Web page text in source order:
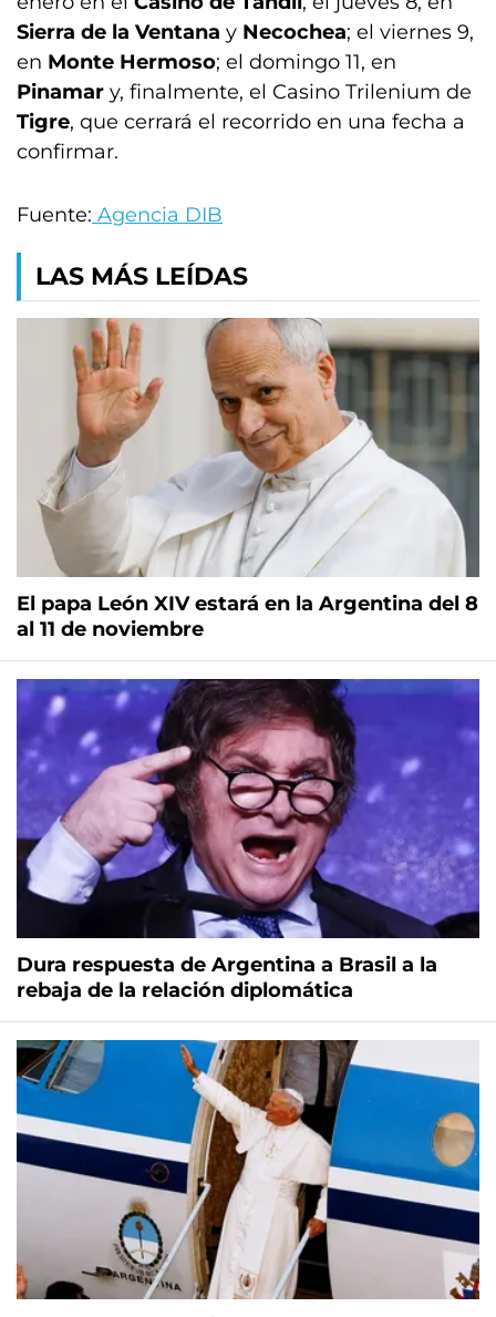
Sierra de la Ventana y Necochea; el viernes 9,
en Monte Hermoso; el domingo 11, en
Pinamar y, finalmente, el Casino Trilenium de
Tigre, que cerrará el recorrido en una fecha a
confirmar.
Fuente: Agencia DIB
LAS MÁS LEÍDAS
El papa León XIV estará en la Argentina del 8
al 11 de noviembre
Dura respuesta de Argentina a Brasil a la
rebaja de la relación diplomática